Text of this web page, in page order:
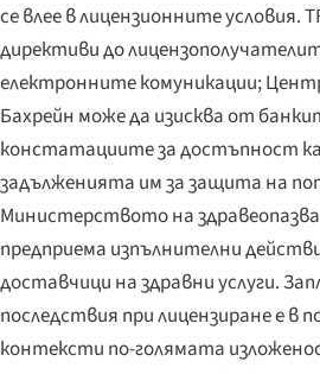
се влее в лицензионните условия.
директиви до
електронните комуникации;
Бахрейн може да изисква от
констатациите за достъпност
задълженията им за защита на
Министерството на
предприема изпълнителни
доставчици на здравни услуги.
последствия при лицензиране е в
контексти по-голямата